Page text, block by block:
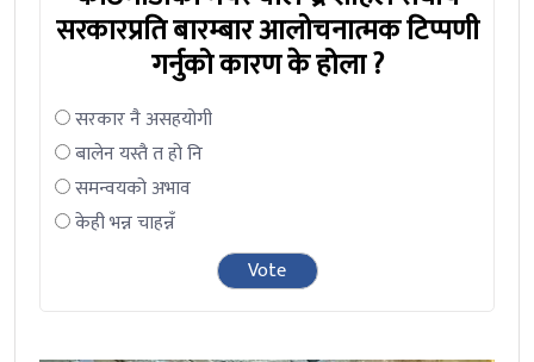
सरकारप्रति बारम्बार आलोचनात्मक टिप्पणी
गर्नुको कारण के होला ?
सरकार नै असहयोगी
बालेन यस्तै त हो नि
समन्वयको अभाव
केही भन्न चाहन्नँ